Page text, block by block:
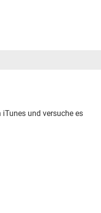
und versuche es